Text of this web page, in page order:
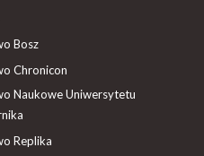
Bosz
Chronicon
Naukowe Uniwersytetu
Replika